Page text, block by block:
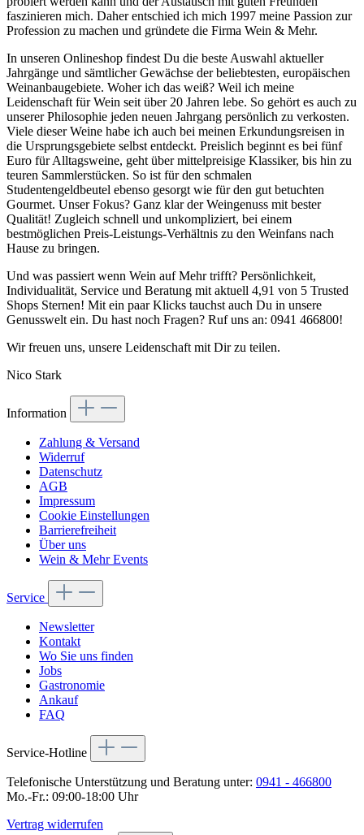
faszinieren mich. Daher entschied ich mich 1997 meine Passion zur
Profession zu machen und gründete die Firma Wein & Mehr.
In unseren Onlineshop findest Du die beste Auswahl aktueller
Jahrgänge und sämtlicher Gewächse der beliebtesten, europäischen
Weinanbaugebiete. Woher ich das weiß? Weil ich meine
Leidenschaft für Wein seit über 20 Jahren lebe. So gehört es auch zu
unserer Philosophie jeden neuen Jahrgang persönlich zu verkosten.
Viele dieser Weine habe ich auch bei meinen Erkundungsreisen in
die Ursprungsgebiete selbst entdeckt. Preislich beginnt es bei fünf
Euro für Alltagsweine, geht über mittelpreisige Klassiker, bis hin zu
teuren Sammlerstücken. So ist für den schmalen
Studentengeldbeutel ebenso gesorgt wie für den gut betuchten
Gourmet. Unser Fokus? Ganz klar der Weingenuss mit bester
Qualität! Zugleich schnell und unkompliziert, bei einem
bestmöglichen Preis-Leistungs-Verhältnis zu den Weinfans nach
Hause zu bringen.
Und was passiert wenn Wein auf Mehr trifft? Persönlichkeit,
Individualität, Service und Beratung mit aktuell 4,91 von 5 Trusted
Shops Sternen! Mit ein paar Klicks tauchst auch Du in unsere
Genusswelt ein. Du hast noch Fragen? Ruf uns an: 0941 466800!
Wir freuen uns, unsere Leidenschaft mit Dir zu teilen.
Nico Stark
Information
Zahlung & Versand
Widerruf
Datenschutz
AGB
Impressum
Cookie Einstellungen
Barrierefreiheit
Über uns
Wein & Mehr Events
Service
Newsletter
Kontakt
Wo Sie uns finden
Jobs
Gastronomie
Ankauf
FAQ
Service-Hotline
Telefonische Unterstützung und Beratung unter: 0941 - 466800
Mo.-Fr.: 09:00-18:00 Uhr
Vertrag widerrufen